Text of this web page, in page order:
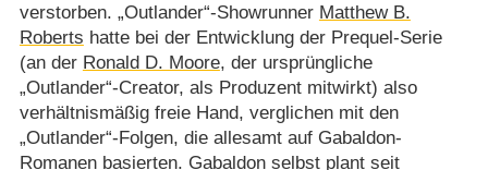
verstorben. „Outlander“-Showrunner Matthew B.
Roberts hatte bei der Entwicklung der Prequel-Serie
(an der Ronald D. Moore, der ursprüngliche
„Outlander“-Creator, als Produzent mitwirkt) also
verhältnismäßig freie Hand, verglichen mit den
„Outlander“-Folgen, die allesamt auf Gabaldon-
Romanen basierten. Gabaldon selbst plant seit